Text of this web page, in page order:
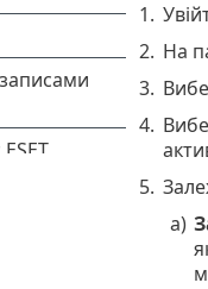
1.
2. На
3.
4.
5.
a)